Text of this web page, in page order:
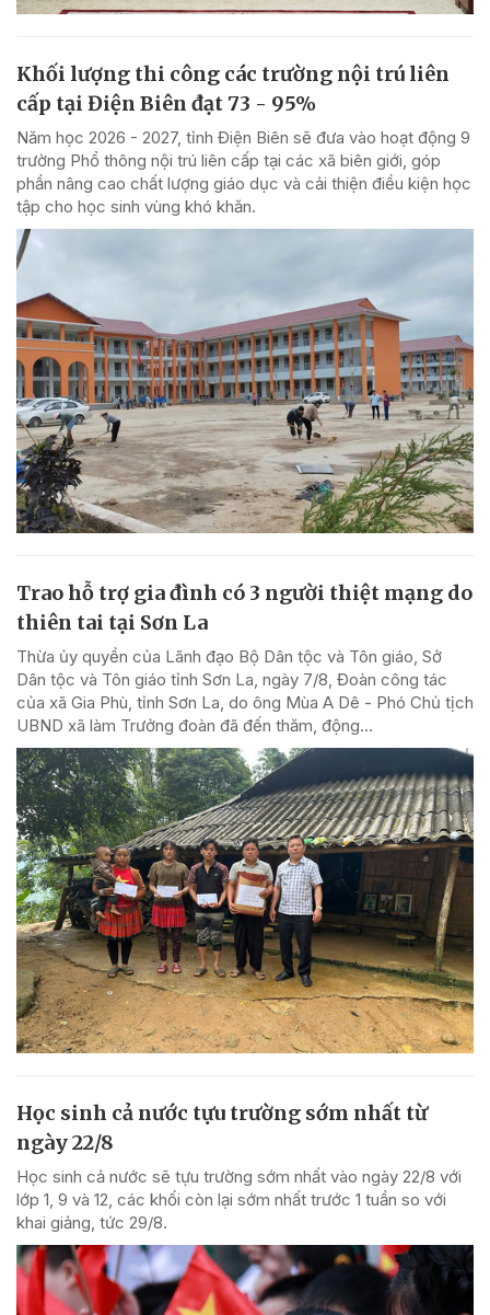
Khối lượng thi công các trường nội trú liên
cấp tại Điện Biên đạt 73 - 95%
Năm học 2026 - 2027, tỉnh Điện Biên sẽ đưa vào hoạt động 9
trường Phổ thông nội trú liên cấp tại các xã biên giới, góp
phần nâng cao chất lượng giáo dục và cải thiện điều kiện học
tập cho học sinh vùng khó khăn.
Trao hỗ trợ gia đình có 3 người thiệt mạng do
thiên tai tại Sơn La
Thừa ủy quyền của Lãnh đạo Bộ Dân tộc và Tôn giáo, Sở
Dân tộc và Tôn giáo tỉnh Sơn La, ngày 7/8, Đoàn công tác
của xã Gia Phù, tỉnh Sơn La, do ông Mùa A Dê - Phó Chủ tịch
UBND xã làm Trưởng đoàn đã đến thăm, động...
Học sinh cả nước tựu trường sớm nhất từ
ngày 22/8
Học sinh cả nước sẽ tựu trường sớm nhất vào ngày 22/8 với
lớp 1, 9 và 12, các khối còn lại sớm nhất trước 1 tuần so với
khai giảng, tức 29/8.